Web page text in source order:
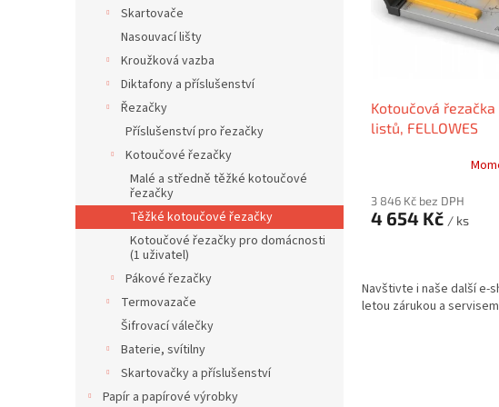
Skartovače
Nasouvací lišty
Kroužková vazba
Diktafony a příslušenství
Řezačky
Příslušenství pro řezačky
Kotoučové řezačky
Malé a středně těžké kotoučové
řezačky
Těžké kotoučové řezačky
Kotoučové řezačky pro domácnosti
(1 uživatel)
Pákové řezačky
Termovazače
Šifrovací válečky
Baterie, svítilny
Skartovačky a příslušenství
Papír a papírové výrobky
Kotoučová
listů, FELLOWES
3 846 Kč bez DPH
4 654 Kč / ks
Navštivte i naše další e-
letou zárukou a